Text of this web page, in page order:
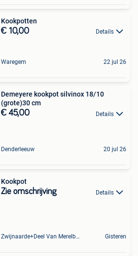
Kookpotten
€ 10,00 Details
Waregem 22 jul 26
Demeyere kookpot silvinox 18/10
(grote)30 cm
€ 45,00 Details
Denderleeuw 20 jul 26
Kookpot
Zie omschrijving Details
Zwijnaarde+Deel Van Merelbeke Gisteren